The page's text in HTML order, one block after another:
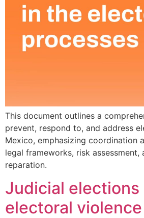
This document outlines a
prevent, respond to, and address
Mexico, emphasizing coordination
legal frameworks, risk assessment,
reparation.
Judicial elections
electoral violence